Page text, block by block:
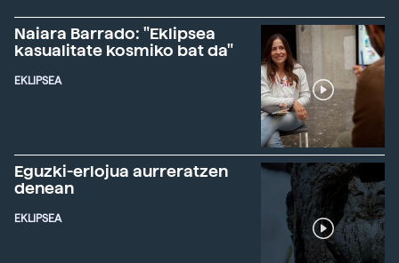
Naiara Barrado: "Eklipsea
kasualitate kosmiko bat da"
EKLIPSEA
Eguzki-erlojua aurreratzen
denean
EKLIPSEA